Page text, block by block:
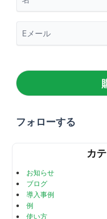
ー
ル
フォローする
カ
お知らせ
ブログ
導入事例
例
使い方